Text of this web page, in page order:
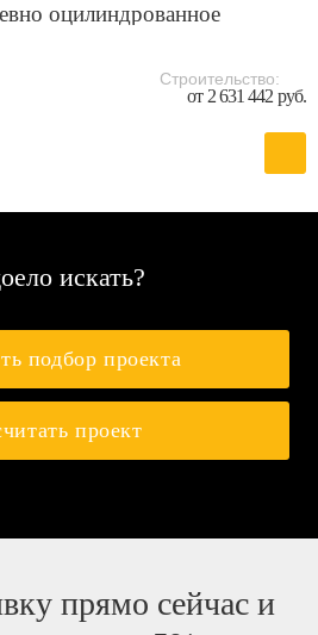
оцилиндрованное
Строительство:
от 2 631 442 руб.
искать?
подбор проекта
проект
прямо сейчас и